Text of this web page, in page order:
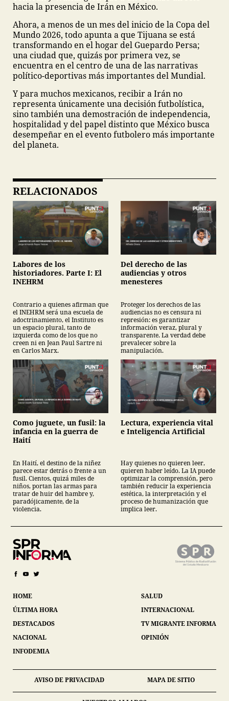
hacia la presencia de Irán en México.
Ahora, a menos de un mes del inicio de la Copa del
Mundo 2026, todo apunta a que Tijuana se está
transformando en el hogar del Guepardo Persa;
una ciudad que, quizás por primera vez, se
encuentra en el centro de una de las narrativas
político-deportivas más importantes del Mundial.
Y para muchos mexicanos, recibir a Irán no
representa únicamente una decisión futbolística,
sino también una demostración de independencia,
hospitalidad y del papel distinto que México busca
desempeñar en el evento futbolero más importante
del planeta.
RELACIONADOS
Labores de los
historiadores. Parte I: El
INEHRM
Contrario a quienes afirman que
el INEHRM será una escuela de
adoctrinamiento, el Instituto es
un espacio plural, tanto de
izquierda como de los que no
creen ni en Jean Paul Sartre ni
en Carlos Marx.
Del derecho de las
audiencias y otros
menesteres
Proteger los derechos de las
audiencias no es censura ni
represión: es garantizar
información veraz, plural y
transparente. La verdad debe
prevalecer sobre la
manipulación.
Como juguete, un fusil: la
infancia en la guerra de
Haití
En Haití, el destino de la niñez
parece estar detrás o frente a un
fusil. Cientos, quizá miles de
niños, portan las armas para
tratar de huir del hambre y,
paradójicamente, de la
violencia.
Lectura, experiencia vital
e Inteligencia Artificial
Hay quienes no quieren leer,
quieren haber leído. La IA puede
optimizar la comprensión, pero
también reducir la experiencia
estética, la interpretación y el
proceso de humanización que
implica leer.
HOME
ÚLTIMA HORA
DESTACADOS
NACIONAL
INFODEMIA
SALUD
INTERNACIONAL
TV MIGRANTE INFORMA
OPINIÓN
AVISO DE PRIVACIDAD MAPA DE SITIO